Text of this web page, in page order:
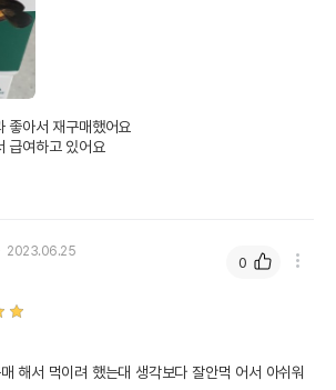
좋아서 재구매했어요
급여하고 있어요
2023.06.25
해서 먹이려 했는대 생각보다 잘안먹 어서 아쉬워
0